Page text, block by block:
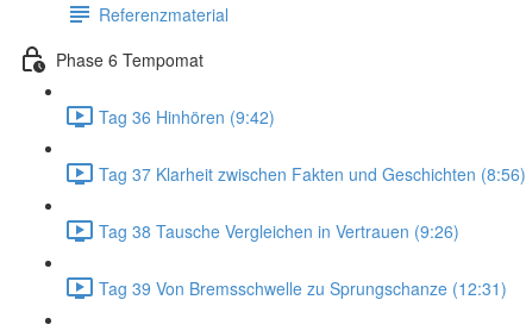
Referenzmaterial
Phase 6 Tempomat
Tag 36 Hinhören (9:42)
Tag 37 Klarheit zwischen Fakten und Geschichten (8:56)
Tag 38 Tausche Vergleichen in Vertrauen (9:26)
Tag 39 Von Bremsschwelle zu Sprungschanze (12:31)